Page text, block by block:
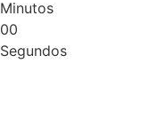
Minutos
00
Segundos